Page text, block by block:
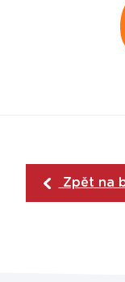
Zpět na